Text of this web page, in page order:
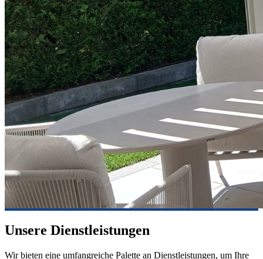
Unsere Dienstleistungen
Wir bieten eine umfangreiche Palette an Dienstleistungen, um Ihre